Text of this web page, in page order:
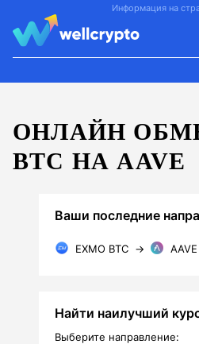
Информация на
ОНЛАЙН
BTC НА AAVE
Ваши последние
EXMO BTC → AAVE
Найти наилучший
Выберите направление: